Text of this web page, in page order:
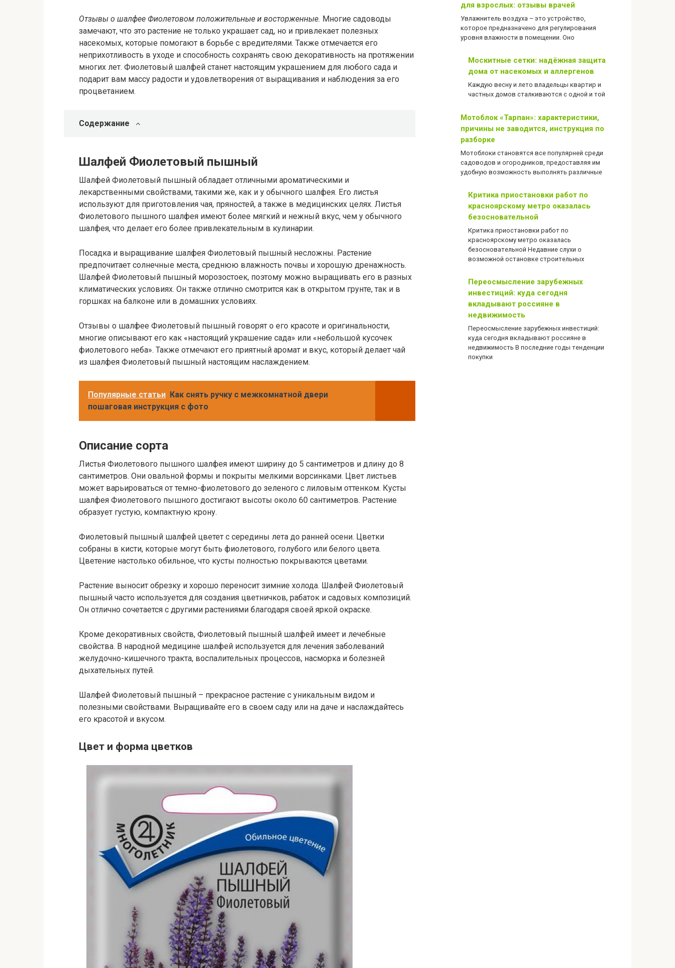
Отзывы о шалфее Фиолетовом положительные и восторженные. Многие садоводы
замечают, что это растение не только украшает сад, но и привлекает полезных
насекомых, которые помогают в борьбе с вредителями. Также отмечается его
неприхотливость в уходе и способность сохранять свою декоративность на протяжении
многих лет. Фиолетовый шалфей станет настоящим украшением для любого сада и
подарит вам массу радости и удовлетворения от выращивания и наблюдения за его
процветанием.
Содержание
Шалфей Фиолетовый пышный
Шалфей Фиолетовый пышный обладает отличными ароматическими и
лекарственными свойствами, такими же, как и у обычного шалфея. Его листья
используют для приготовления чая, пряностей, а также в медицинских целях. Листья
Фиолетового пышного шалфея имеют более мягкий и нежный вкус, чем у обычного
шалфея, что делает его более привлекательным в кулинарии.
Посадка и выращивание шалфея Фиолетовый пышный несложны. Растение
предпочитает солнечные места, среднюю влажность почвы и хорошую дренажность.
Шалфей Фиолетовый пышный морозостоек, поэтому можно выращивать его в разных
климатических условиях. Он также отлично смотрится как в открытом грунте, так и в
горшках на балконе или в домашних условиях.
Отзывы о шалфее Фиолетовый пышный говорят о его красоте и оригинальности,
многие описывают его как «настоящий украшение сада» или «небольшой кусочек
фиолетового неба». Также отмечают его приятный аромат и вкус, который делает чай
из шалфея Фиолетовый пышный настоящим наслаждением.
Популярные статьи Как снять ручку с межкомнатной двери
пошаговая инструкция с фото
Описание сорта
Листья Фиолетового пышного шалфея имеют ширину до 5 сантиметров и длину до 8
сантиметров. Они овальной формы и покрыты мелкими ворсинками. Цвет листьев
может варьироваться от темно-фиолетового до зеленого с лиловым оттенком. Кусты
шалфея Фиолетового пышного достигают высоты около 60 сантиметров. Растение
образует густую, компактную крону.
Фиолетовый пышный шалфей цветет с середины лета до ранней осени. Цветки
собраны в кисти, которые могут быть фиолетового, голубого или белого цвета.
Цветение настолько обильное, что кусты полностью покрываются цветами.
Растение выносит обрезку и хорошо переносит зимние холода. Шалфей Фиолетовый
пышный часто используется для создания цветничков, рабаток и садовых композиций.
Он отлично сочетается с другими растениями благодаря своей яркой окраске.
Кроме декоративных свойств, Фиолетовый пышный шалфей имеет и лечебные
свойства. В народной медицине шалфей используется для лечения заболеваний
желудочно-кишечного тракта, воспалительных процессов, насморка и болезней
дыхательных путей.
Шалфей Фиолетовый пышный – прекрасное растение с уникальным видом и
полезными свойствами. Выращивайте его в своем саду или на даче и наслаждайтесь
его красотой и вкусом.
Цвет и форма цветков
для взрослых: отзывы врачей
Увлажнитель воздуха – это устройство,
которое предназначено для регулирования
уровня влажности в помещении. Оно
Москитные сетки: надёжная защита
дома от насекомых и аллергенов
Каждую весну и лето владельцы квартир и
частных домов сталкиваются с одной и той
Мотоблок «Тарпан»: характеристики,
причины не заводится, инструкция по
разборке
Мотоблоки становятся все популярней среди
садоводов и огородников, предоставляя им
удобную возможность выполнять различные
Критика приостановки работ по
красноярскому метро оказалась
безосновательной
Критика приостановки работ по
красноярскому метро оказалась
безосновательной Недавние слухи о
возможной остановке строительных
Переосмысление зарубежных
инвестиций: куда сегодня
вкладывают россияне в
недвижимость
Переосмысление зарубежных инвестиций:
куда сегодня вкладывают россияне в
недвижимость В последние годы тенденции
покупки